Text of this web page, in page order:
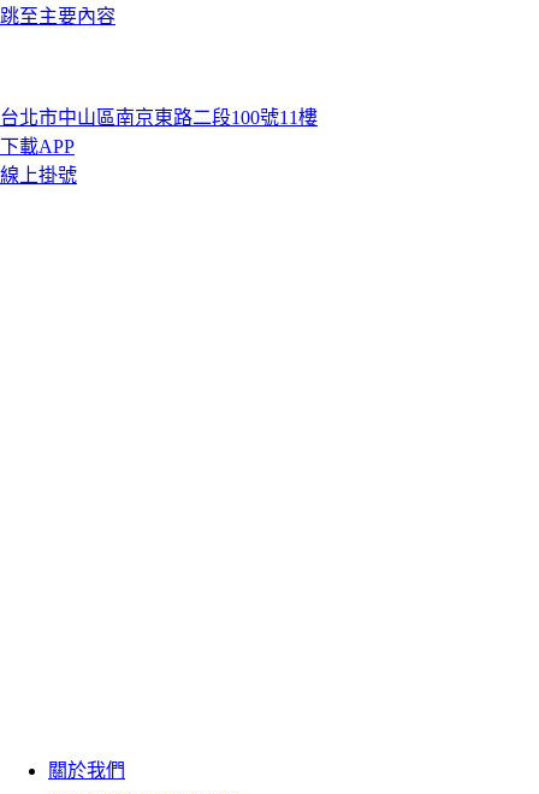
跳至主要內容
台北市中山區南京東路二段100號11樓
下載APP
線上掛號
關於我們